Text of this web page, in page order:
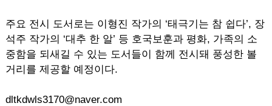
주요 전시 도서로는 이형진 작가의 ‘태극기는 참 쉽다’, 장
석주 작가의 ‘대추 한 알’ 등 호국보훈과 평화, 가족의 소
중함을 되새길 수 있는 도서들이 함께 전시돼 풍성한 볼
거리를 제공할 예정이다.
dltkdwls3170@naver.com